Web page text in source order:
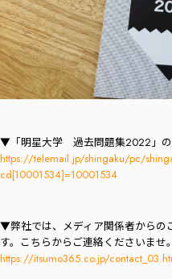
▼「明星大学 過去問題集2022」の
https://telemail.jp/shingaku/pc/
cd[10001534]=10001534
▼弊社では、メディア関係者からの
す。こちらからご連絡くださいませ。
https://itsumo365.co.jp/